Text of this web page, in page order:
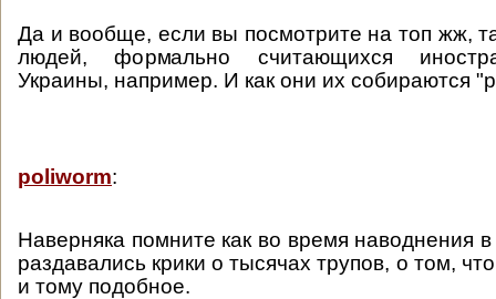
Да и вообще, если вы посмотрите на топ жж,
людей, формально считающихся
Украины, например. И как они их собираются
poliworm:
Наверняка помните как во время наводнения
раздавались крики о тысячах трупов, о том,
и тому подобное.